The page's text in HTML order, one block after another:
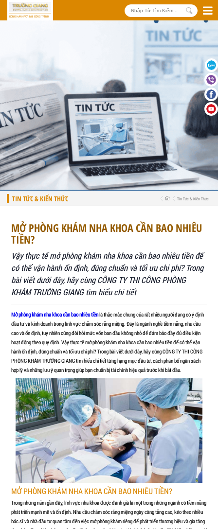
TIN TỨC & KIẾN THỨC
MỞ PHÒNG KHÁM NHA KHOA CẦN
TIỀN?
Vậy thực tế mở phòng khám nha khoa cần bao
có thể vận hành ổn định, đúng chuẩn và tối ưu chi
bài viết dưới đây, hãy cùng CÔNG TY THI CÔNG
KHÁM TRƯỜNG GIANG tìm hiểu chi tiết
Mở phòng khám nha khoa cần bao nhiêu tiềnlà thắc mắc chung
đầu tư và kinh doanh trong lĩnh vực chăm sóc răng miệng. Đây
cao và ổn định, tuy nhiên cũng đòi hỏi mức vốn ban đầu không